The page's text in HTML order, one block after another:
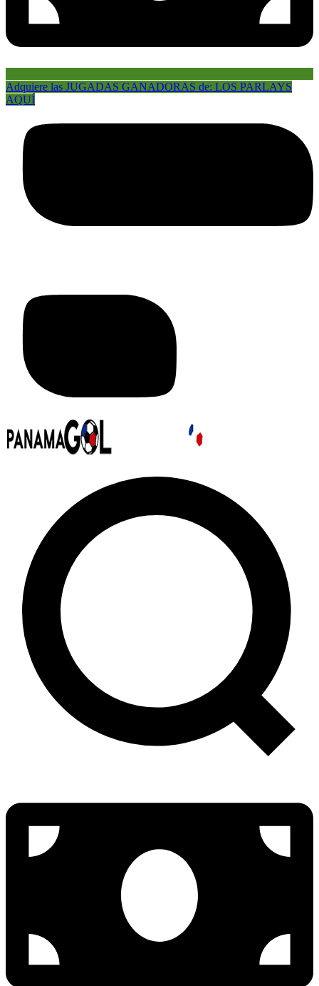
Adquiere las JUGADAS GANADORAS de: LOS PARLAYS
AQUÍ